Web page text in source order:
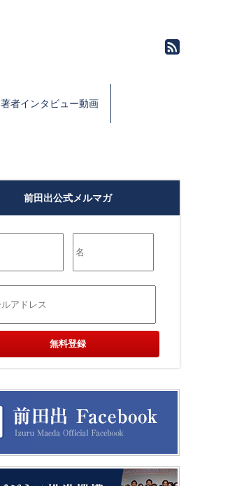
著者インタビュー動画
前田出公式メルマガ